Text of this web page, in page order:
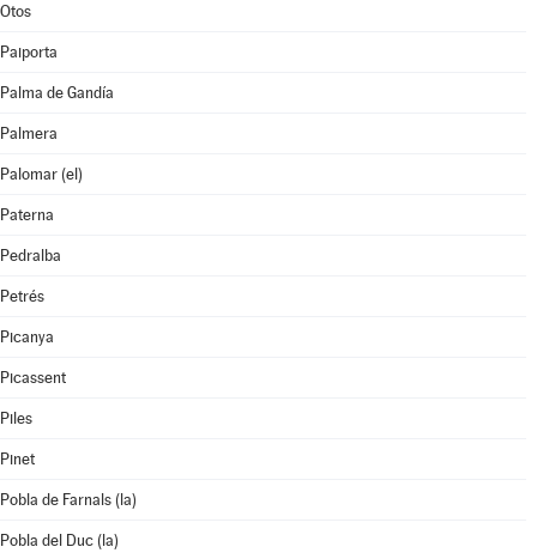
Otos
Paiporta
Palma de Gandía
Palmera
Palomar (el)
Paterna
Pedralba
Petrés
Picanya
Picassent
Piles
Pinet
Pobla de Farnals (la)
Pobla del Duc (la)